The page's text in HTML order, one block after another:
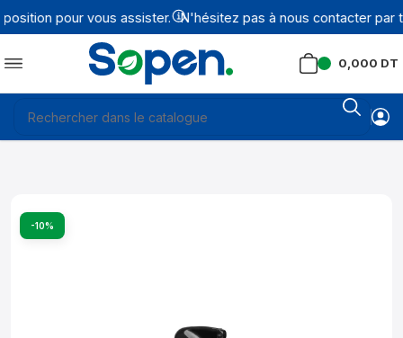
pour vous assister. N'hésitez pas à nous contacter par
0,000 DT
-10%